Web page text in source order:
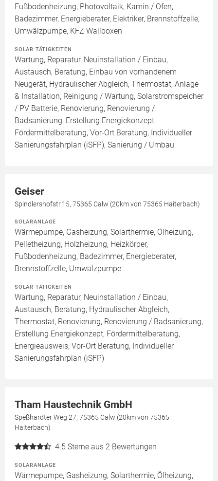
Fußbodenheizung, Photovoltaik, Kamin / Ofen,
Badezimmer, Energieberater, Elektriker, Brennstoffzelle,
Umwälzpumpe, KFZ Wallboxen
SOLAR TÄTIGKEITEN
Wartung, Reparatur, Neuinstallation / Einbau,
Austausch, Beratung, Einbau von vorhandenem
Neugerät, Hydraulischer Abgleich, Thermostat, Anlage
& Installation, Reinigung / Wartung, Solarstromspeicher
/ PV Batterie, Renovierung, Renovierung /
Badsanierung, Erstellung Energiekonzept,
Fördermittelberatung, Vor-Ort Beratung, Individueller
Sanierungsfahrplan (iSFP), Sanierung / Umbau
Geiser
Spindlershofstr.15, 75365 Calw (20km von 75365 Haiterbach)
SOLARANLAGE
Wärmepumpe, Gasheizung, Solarthermie, Ölheizung,
Pelletheizung, Holzheizung, Heizkörper,
Fußbodenheizung, Badezimmer, Energieberater,
Brennstoffzelle, Umwälzpumpe
SOLAR TÄTIGKEITEN
Wartung, Reparatur, Neuinstallation / Einbau,
Austausch, Beratung, Hydraulischer Abgleich,
Thermostat, Renovierung, Renovierung / Badsanierung,
Erstellung Energiekonzept, Fördermittelberatung,
Energieausweis, Vor-Ort Beratung, Individueller
Sanierungsfahrplan (iSFP)
Tham Haustechnik GmbH
Speßhardter Weg 27, 75365 Calw (20km von 75365
Haiterbach)
4.5 Sterne aus 2 Bewertungen
SOLARANLAGE
Wärmepumpe, Gasheizung, Solarthermie, Ölheizung,